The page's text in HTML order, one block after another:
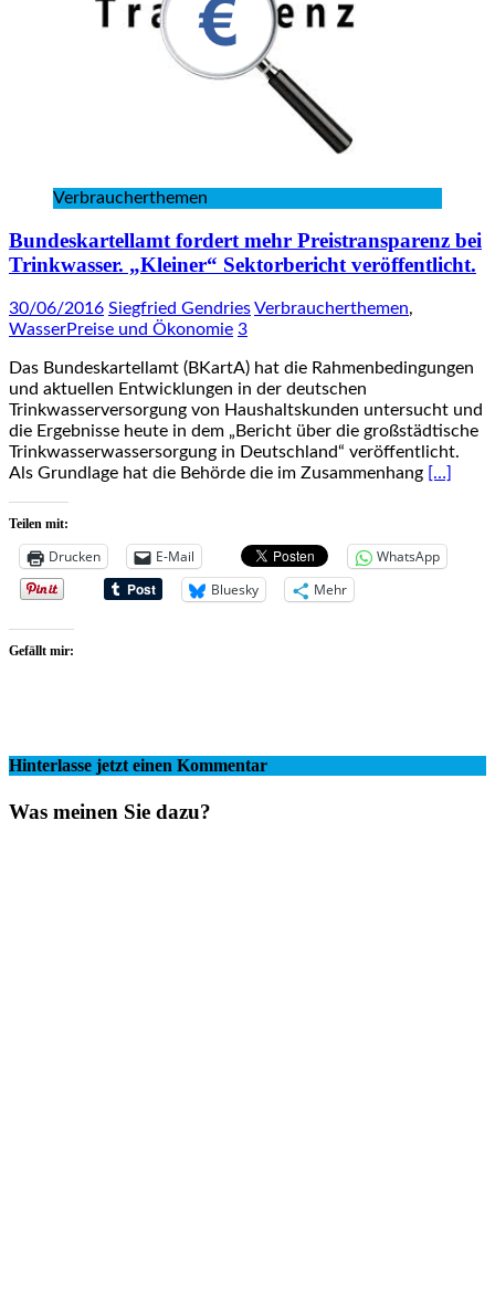
Verbraucherthemen
Bundeskartellamt fordert mehr Preistransparenz bei
Trinkwasser. „Kleiner“ Sektorbericht veröffentlicht.
30/06/2016 Siegfried GendriesVerbraucherthemen,
WasserPreise und Ökonomie 3
Das Bundeskartellamt (BKartA) hat die Rahmenbedingungen
und aktuellen Entwicklungen in der deutschen
Trinkwasserversorgung von Haushaltskunden untersucht und
die Ergebnisse heute in dem „Bericht über die großstädtische
Trinkwasserwassersorgung in Deutschland“ veröffentlicht.
Als Grundlage hat die Behörde die im Zusammenhang […]
Teilen mit:
Drucken E-Mail
WhatsApp
Bluesky
Mehr
Gefällt mir:
Hinterlasse jetzt einen Kommentar
Was meinen Sie dazu?